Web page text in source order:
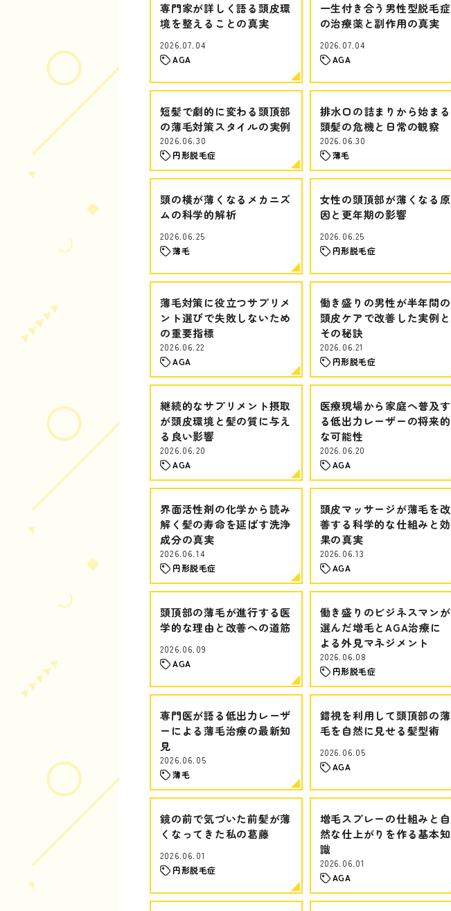
専門家が詳しく語る頭皮環
境を整えることの真実
2026.07.04
AGA
一生付き合う男性型脱毛症
の治療薬と副作用の真実
2026.07.04
AGA
短髪で劇的に変わる頭頂部
の薄毛対策スタイルの実例
2026.06.30
円形脱毛症
排水口の詰まりから始まる
頭髪の危機と日常の観察
2026.06.30
薄毛
頭の横が薄くなるメカニズ
ムの科学的解析
2026.06.25
薄毛
女性の頭頂部が薄くなる原
因と更年期の影響
2026.06.25
円形脱毛症
薄毛対策に役立つサプリメ
ント選びで失敗しないため
の重要指標
2026.06.22
AGA
働き盛りの男性が半年間の
頭皮ケアで改善した実例と
その秘訣
2026.06.21
円形脱毛症
継続的なサプリメント摂取
が頭皮環境と髪の質に与え
る良い影響
2026.06.20
AGA
医療現場から家庭へ普及す
る低出力レーザーの将来的
な可能性
2026.06.20
AGA
界面活性剤の化学から読み
解く髪の寿命を延ばす洗浄
成分の真実
2026.06.14
円形脱毛症
頭皮マッサージが薄毛を改
善する科学的な仕組みと効
果の真実
2026.06.13
AGA
頭頂部の薄毛が進行する医
学的な理由と改善への道筋
2026.06.09
AGA
働き盛りのビジネスマンが
選んだ増毛とAGA治療に
よる外見マネジメント
2026.06.08
円形脱毛症
専門医が語る低出力レーザ
ーによる薄毛治療の最新知
見
2026.06.05
薄毛
錯視を利用して頭頂部の薄
毛を自然に見せる髪型術
2026.06.05
AGA
鏡の前で気づいた前髪が薄
くなってきた私の葛藤
2026.06.01
円形脱毛症
増毛スプレーの仕組みと自
然な仕上がりを作る基本知
識
2026.06.01
AGA